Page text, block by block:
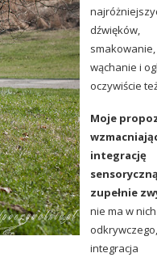
dźwięków,
smakowanie,
wąchanie i
oczywiście
Moje
integrację
zupełnie
nie ma w
odkrywczego,
integracja